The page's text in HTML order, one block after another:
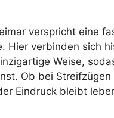
verspricht eine
Hier verbinden sich
Weise,
Ob bei
Eindruck bleibt